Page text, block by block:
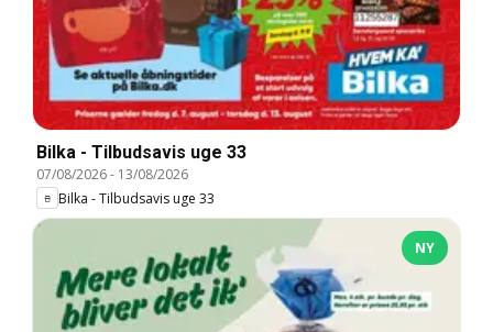
Bilka - Tilbudsavis uge 33
07/08/2026- 13/08/2026
Bilka - Tilbudsavis uge 33
NY